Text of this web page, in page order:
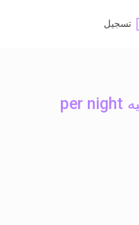
تسجيل